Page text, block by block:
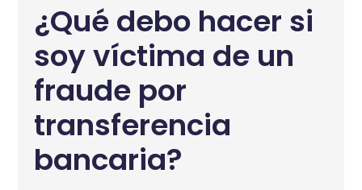
¿Qué debo hacer si
soy víctima de un
fraude por
transferencia
bancaria?